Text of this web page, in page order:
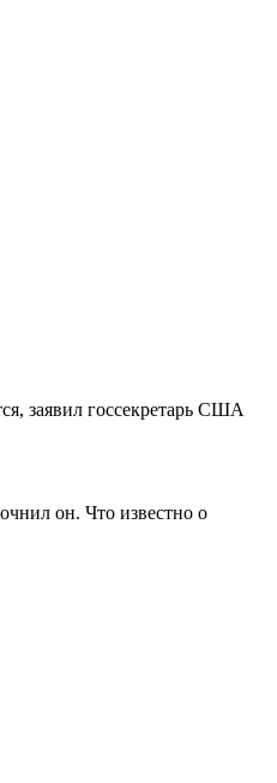
заявил госсекретарь США
он. Что известно о